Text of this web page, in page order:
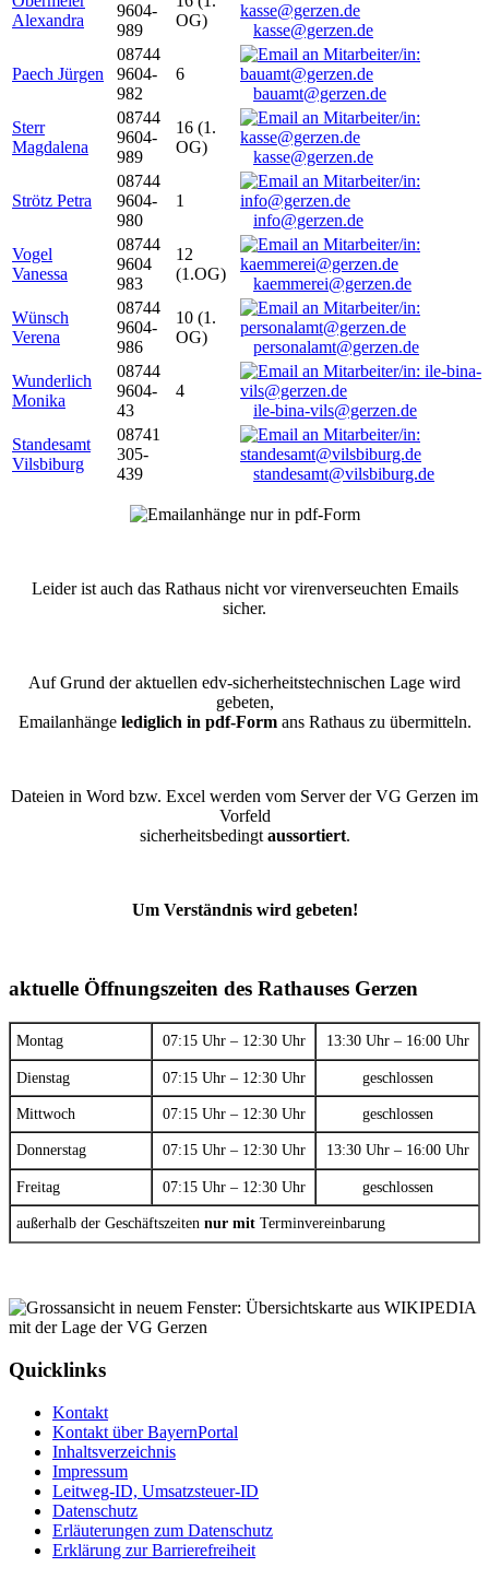
Alexandra
9604-
989
OG)
kasse@gerzen.de
Paech Jürgen
08744
9604-
982
6
bauamt@gerzen.de
Sterr
Magdalena
08744
9604-
989
16 (1.
OG)
kasse@gerzen.de
Strötz Petra
08744
9604-
980
1
info@gerzen.de
Vogel
Vanessa
08744
9604
983
12
(1.OG)
kaemmerei@gerzen.de
Wünsch
Verena
08744
9604-
986
10 (1.
OG)
personalamt@gerzen.de
Wunderlich
Monika
08744
9604-
43
4
ile-bina-vils@gerzen.de
Standesamt
Vilsbiburg
08741
305-
439
standesamt@vilsbiburg.de
Leider ist auch das Rathaus nicht vor virenverseuchten Emails
sicher.
Auf Grund der aktuellen edv-sicherheitstechnischen Lage wird
gebeten,
Emailanhänge lediglich in pdf-Formans Rathaus zu übermitteln.
Dateien in Word bzw. Excel werden vom Server der VG Gerzen im
Vorfeld
sicherheitsbedingt aussortiert.
Um Verständnis wird gebeten!
aktuelle Öffnungszeiten des Rathauses Gerzen
Montag 07:15 Uhr – 12:30 Uhr 13:30 Uhr – 16:00 Uhr
Dienstag 07:15 Uhr – 12:30 Uhr geschlossen
Mittwoch 07:15 Uhr – 12:30 Uhr geschlossen
Donnerstag 07:15 Uhr – 12:30 Uhr 13:30 Uhr – 16:00 Uhr
Freitag 07:15 Uhr – 12:30 Uhr geschlossen
außerhalb der Geschäftszeiten nur mit Terminvereinbarung
Quicklinks
Kontakt
Kontakt über BayernPortal
Inhaltsverzeichnis
Impressum
Leitweg-ID, Umsatzsteuer-ID
Datenschutz
Erläuterungen zum Datenschutz
Erklärung zur Barrierefreiheit